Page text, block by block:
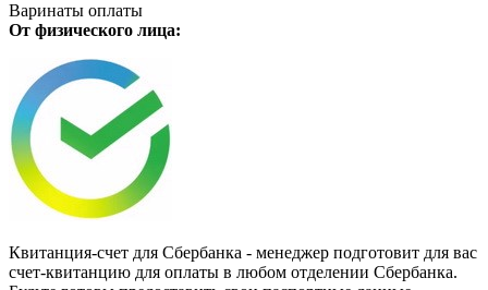
Варинаты оплаты
От физического лица:
Квитанция-счет для Сбербанка - менеджер подготовит для вас
счет-квитанцию для оплаты в любом отделении Сбербанка.